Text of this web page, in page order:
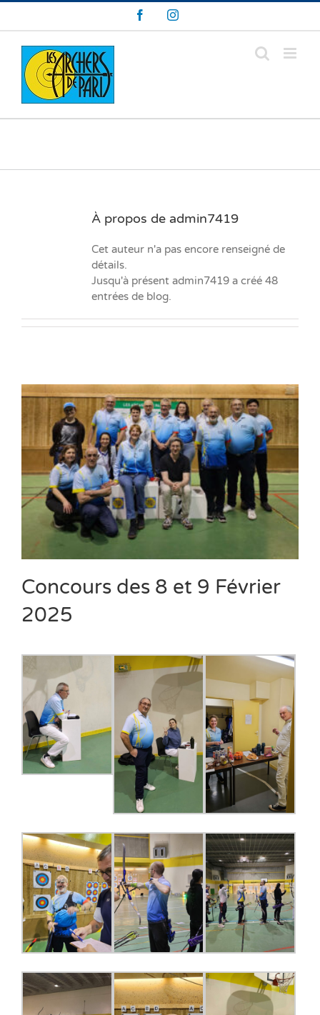
FacebookInstagram
À propos de admin7419
Cet auteur n'a pas encore renseigné de
détails.
Jusqu'à présent admin7419 a créé 48
entrées de blog.
Concours des 8 et 9 Février
2025